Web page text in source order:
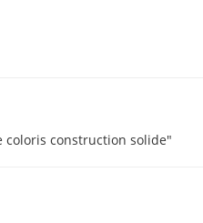
construction solide"